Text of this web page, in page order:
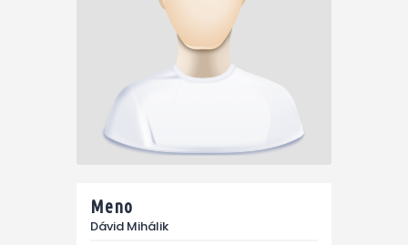
Meno
Dávid Mihálik